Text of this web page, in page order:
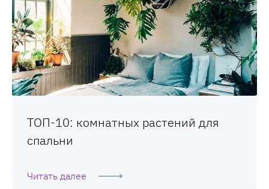
ТОП-10: комнатных растений для
спальни
Читать далее